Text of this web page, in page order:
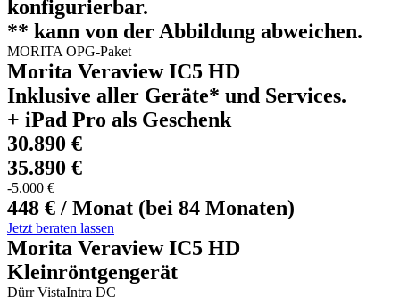
konfigurierbar.
** kann von der Abbildung abweichen.
MORITA OPG-Paket
Morita Veraview IC5 HD
Inklusive aller Geräte* und Services.
+ iPad Pro als Geschenk
30.890 €
35.890 €
-5.000 €
448 € / Monat (bei 84 Monaten)
Jetzt beraten lassen
Morita Veraview IC5 HD
Kleinröntgengerät
Dürr VistaIntra DC